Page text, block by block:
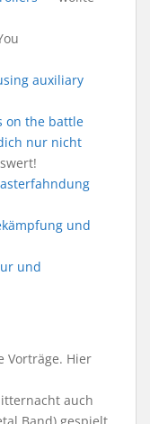
auxiliary
on the battle
nur nicht
und
und
Vorträge. Hier
auch